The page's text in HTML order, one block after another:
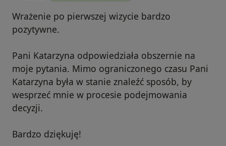
Wrażenie po pierwszej wizycie bardzo
pozytywne.
Pani Katarzyna odpowiedziała obszernie na
moje pytania. Mimo ograniczonego czasu Pani
Katarzyna była w stanie znaleźć sposób, by
wesprzeć mnie w procesie podejmowania
decyzji.
Bardzo dziękuję!